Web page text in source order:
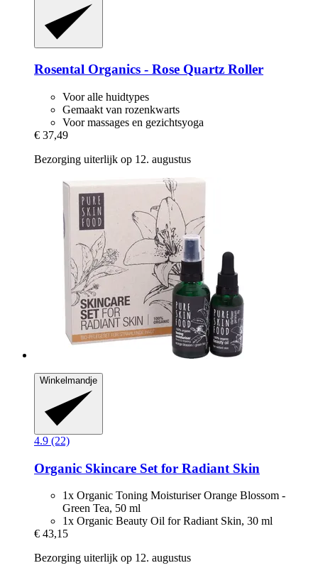
Rosental Organics -​ Rose Quartz Roller
Voor alle huidtypes
Gemaakt van rozenkwarts
Voor massages en gezichtsyoga
€ 37,49
Bezorging uiterlijk op 12. augustus
Winkelmandje
4.9 (22)
Organic Skincare Set for Radiant Skin
1x Organic Toning Moisturiser Orange Blossom -
Green Tea, 50 ml
1x Organic Beauty Oil for Radiant Skin, 30 ml
€ 43,15
Bezorging uiterlijk op 12. augustus